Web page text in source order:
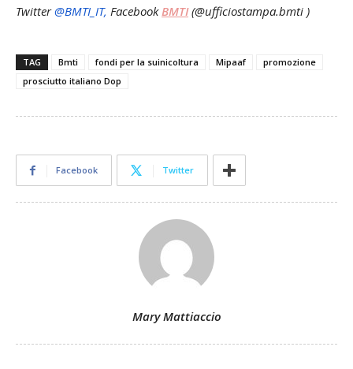
Twitter@BMTI_IT, FacebookBMTI(@ufficiostampa.bmti )
TAG Bmti fondi per la suinicoltura Mipaaf
promozione
prosciutto italiano Dop
Facebook Twitter
Mary Mattiaccio